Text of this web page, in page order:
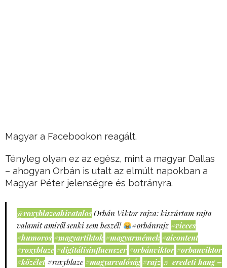
Magyar a Facebookon reagált.
Tényleg olyan ez az egész, mint a magyar Dallas
– ahogyan Orbán is utalt az elmúlt napokban a
Magyar Péter jelenségre és botrányra.
@roxyblazeahivatalos Orbán Viktor rajza: kiszúrtam rajta
valamit amiről senki sem beszél!
#orbánrajz #vicces
#humoros #magyartiktok #magyarmémek #aicontent
#roxyblaze #digitálisinfluenszer #orbánviktor #orbanviktor
#közélet #roxyblaze #magyarvalóság #rajz ♬ eredeti hang –